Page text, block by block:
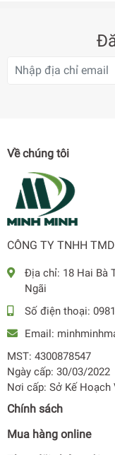
Lòng nồi cực dày dặn,
Whitford (USA) bền
các khí độc hại trong
hại cho sức khỏe.
Về chúng tôi
CÔNG TY TNHH
Địa chỉ: 18 Hai Bà
Ngãi
Số điện thoại:
Email:
MST: 4300878547
Ngày cấp: 30/03/2022
Nơi cấp: Sở Kế Hoạch
Chính sách
Mua hàng online